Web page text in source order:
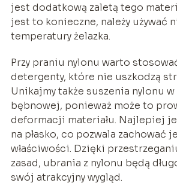
jest dodatkową zaletą tego
jest to konieczne, należy używać
temperatury żelazka.
Przy praniu nylonu warto
detergenty, które nie uszkodzą
Unikajmy także suszenia nylonu
bębnowej, ponieważ może to
deformacji materiału. Najlepiej
na płasko, co pozwala zachować
właściwości. Dzięki
zasad, ubrania z nylonu będą
swój atrakcyjny wygląd.